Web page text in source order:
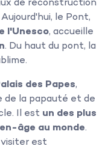
de reconstruction
le Pont,
l'Unesco, accueille
. Du haut du pont, la
des Papes,
la papauté et de
Il est un des plus
âge au monde.
est